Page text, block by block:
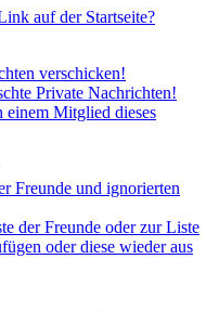
auf der Startseite?
verschicken!
Private Nachrichten!
einem Mitglied dieses
Freunde und ignorierten
der Freunde oder zur Liste
oder diese wieder aus